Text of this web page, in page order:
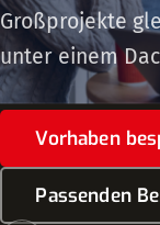
Großprojekte
unter einem
Vorhaben
Passenden